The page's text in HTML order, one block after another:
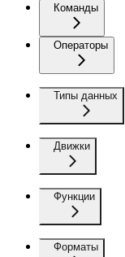
Команды
Операторы
Типы данных
Движки
Функции
Форматы